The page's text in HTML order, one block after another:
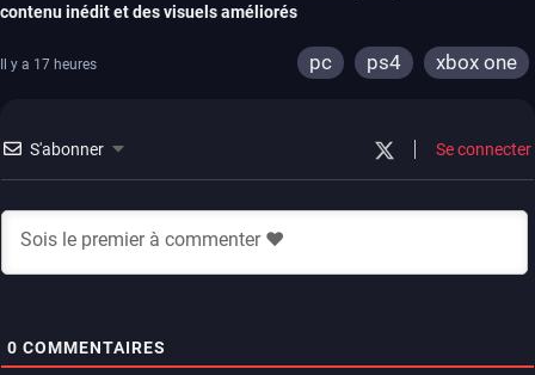
contenu inédit et des visuels améliorés
Il y a 17 heures pc ps4 xbox one
S'abonner Se connecter
0 COMMENTAIRES